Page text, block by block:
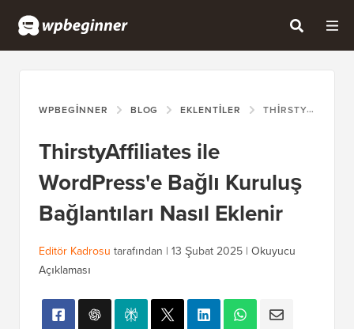
WPBEGINNER BLOG EKLENTILER THIRSTYAFFILIATES ILE WORDPRESS'E BAĞLI KURULUŞ BAĞLANTILARI NASIL EKLENIR
ThirstyAffiliates ile
WordPress'e Bağlı Kuruluş
Bağlantıları Nasıl Eklenir
Editör Kadrosu tarafından | 13 Şubat 2025 | Okuyucu
Açıklaması